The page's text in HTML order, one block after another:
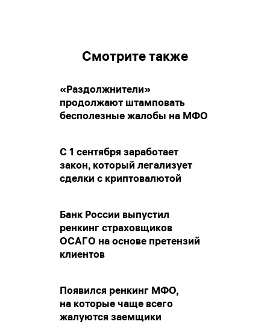
Смотрите также
«Раздолжнители»
продолжают штамповать
бесполезные жалобы на МФО
С 1 сентября заработает
закон, который легализует
сделки с криптовалютой
Банк России выпустил
ренкинг страховщиков
ОСАГО на основе претензий
клиентов
Появился ренкинг МФО,
на которые чаще всего
жалуются заемщики